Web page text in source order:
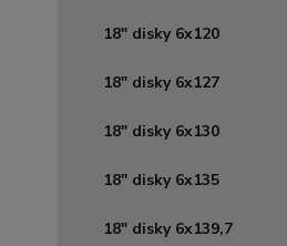
18" disky 6x120
18" disky 6x127
18" disky 6x130
18" disky 6x135
18" disky 6x139,7